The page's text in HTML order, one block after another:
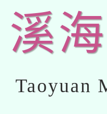
溪
Taoyuan